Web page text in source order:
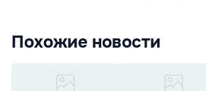
Похожие новости